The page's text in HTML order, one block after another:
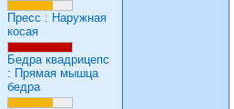
Пресс : Наружная
косая
Бедра квадрицепс
: Прямая мышца
бедра